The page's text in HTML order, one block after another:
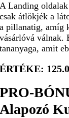
A Landing oldalak
csak átlökjék a
a pillanatig, amíg
vásárlóvá válnak.
tananyaga, amit
ÉRTÉKE:
PRO-
Alapozó